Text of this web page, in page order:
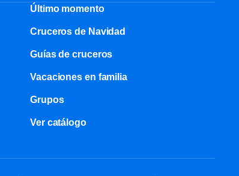
Último momento
Cruceros de Navidad
Guías de cruceros
Vacaciones en familia
Grupos
Ver catálogo